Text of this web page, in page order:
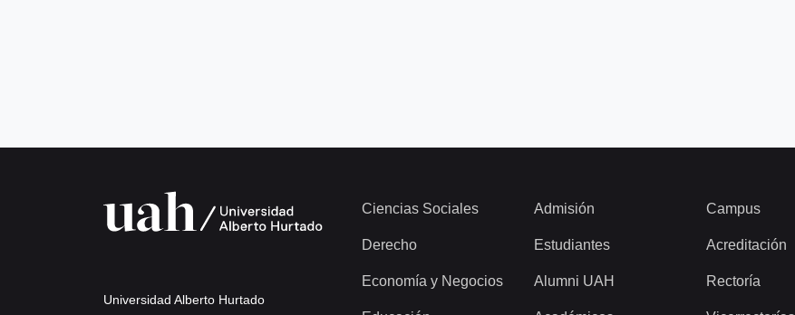
Universidad Alberto Hurtado
Ciencias Sociales
Derecho
Economía y Negocios
Admisión
Estudiantes
Alumni UAH
Campus
Acreditación
Rectoría